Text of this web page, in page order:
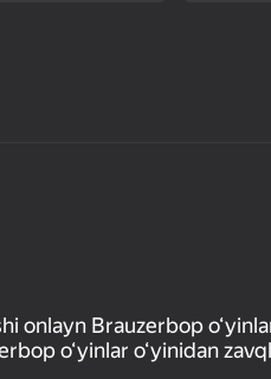
onlayn Brauzerbop
o‘yinlar o‘yinidan